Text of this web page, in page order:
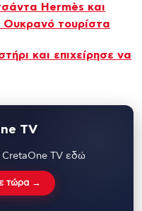
Hermès και
τουρίστα
και επιχείρησε να
TV
CretaOne TV εδώ
τώρα →